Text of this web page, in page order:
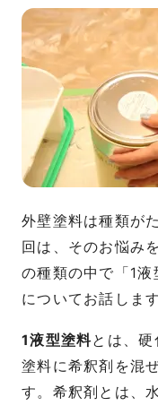
外壁塗料は種類が
回は、そのお悩み
の種類の中で「1
についてお話します
1液型塗料とは、
塗料に希釈剤を混
す。希釈剤とは、